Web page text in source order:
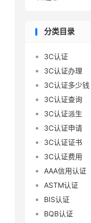
分类目录
3C认证
3C认证办理
3C认证多少钱
3C认证查询
3C认证派生
3C认证申请
3C认证证书
3C认证费用
AAA信用认证
ASTM认证
BIS认证
BQB认证